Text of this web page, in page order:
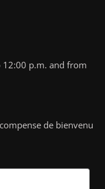
p.m. and from
de bienvenu